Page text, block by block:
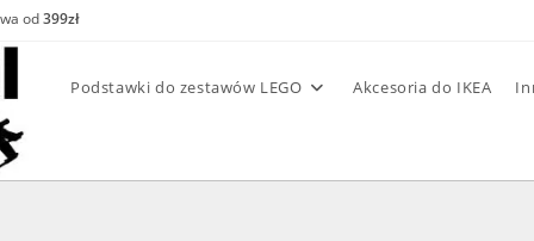
od399zł
Podstawki do zestawów LEGO Akcesoria do IKEA